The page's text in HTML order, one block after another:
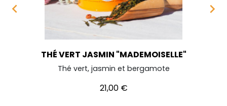

THÉ VERT JASMIN "MADEMOISELLE"
Thé vert, jasmin et bergamote
Prix
21,00 €
